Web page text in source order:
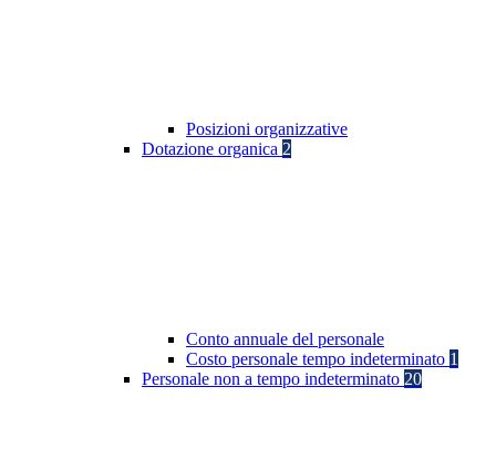
Posizioni organizzative
Dotazione organica 2
Conto annuale del personale
Costo personale tempo indeterminato 1
Personale non a tempo indeterminato 20